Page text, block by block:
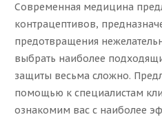
Современная медицина
контрацептивов,
предотвращения
выбрать наиболее
защиты весьма сложно.
помощью к специалистам
ознакомим вас с наиболее